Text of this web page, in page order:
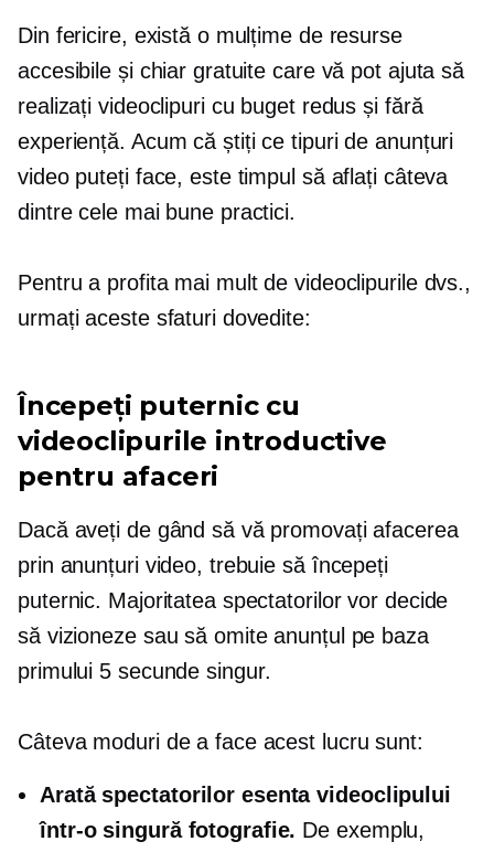
Din fericire, există o mulțime de resurse
accesibile și chiar gratuite care vă pot ajuta să
realizați videoclipuri cu buget redus și fără
experiență. Acum că știți ce tipuri de anunțuri
video puteți face, este timpul să aflați câteva
dintre cele mai bune practici.
Pentru a profita mai mult de videoclipurile dvs.,
urmați aceste sfaturi dovedite:
Începeți puternic cu
videoclipurile introductive
pentru afaceri
Dacă aveți de gând să vă promovați afacerea
prin anunțuri video, trebuie să începeți
puternic. Majoritatea spectatorilor vor decide
să vizioneze sau să omite anunțul pe baza
primului 5 secunde singur.
Câteva moduri de a face acest lucru sunt:
Arată spectatorilor esenta videoclipului
într-o singură fotografie. De exemplu,